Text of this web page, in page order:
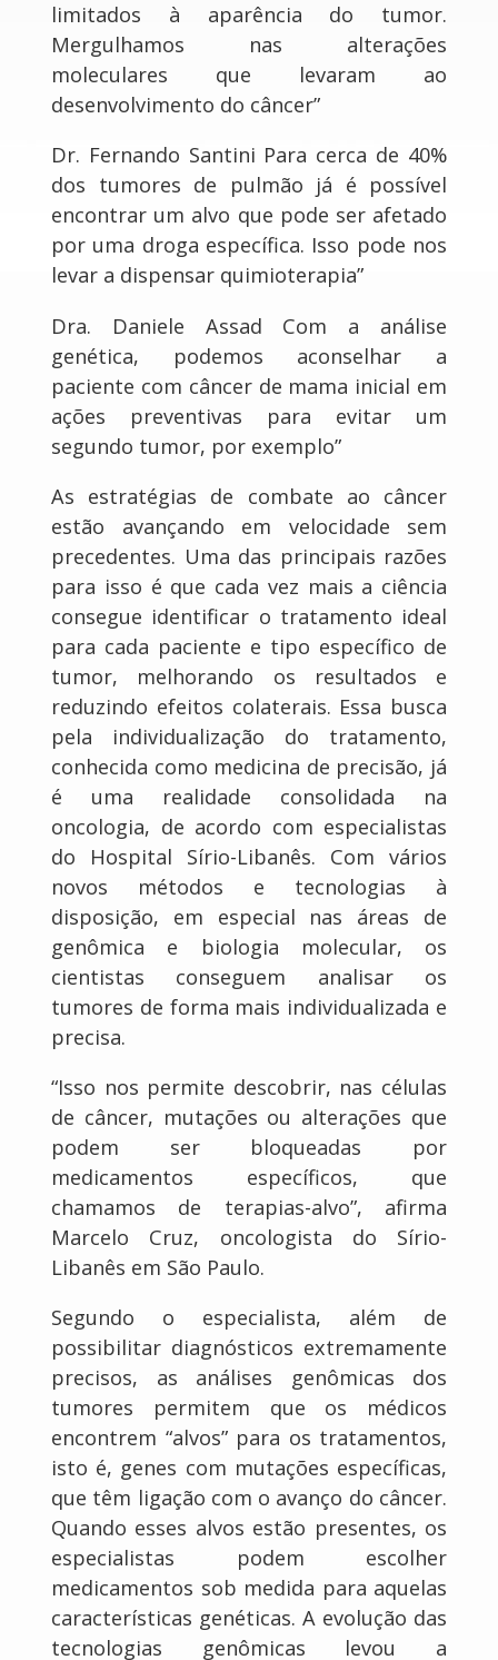
limitados à aparência do tumor.
Mergulhamos nas alterações
moleculares que levaram ao
desenvolvimento do câncer”
Dr. Fernando Santini Para cerca de 40%
dos tumores de pulmão já é possível
encontrar um alvo que pode ser afetado
por uma droga específica. Isso pode nos
levar a dispensar quimioterapia”
Dra. Daniele Assad Com a análise
genética, podemos aconselhar a
paciente com câncer de mama inicial em
ações preventivas para evitar um
segundo tumor, por exemplo”
As estratégias de combate ao câncer
estão avançando em velocidade sem
precedentes. Uma das principais razões
para isso é que cada vez mais a ciência
consegue identificar o tratamento ideal
para cada paciente e tipo específico de
tumor, melhorando os resultados e
reduzindo efeitos colaterais. Essa busca
pela individualização do tratamento,
conhecida como medicina de precisão, já
é uma realidade consolidada na
oncologia, de acordo com especialistas
do Hospital Sírio-Libanês. Com vários
novos métodos e tecnologias à
disposição, em especial nas áreas de
genômica e biologia molecular, os
cientistas conseguem analisar os
tumores de forma mais individualizada e
precisa.
“Isso nos permite descobrir, nas células
de câncer, mutações ou alterações que
podem ser bloqueadas por
medicamentos específicos, que
chamamos de terapias-alvo”, afirma
Marcelo Cruz, oncologista do Sírio-
Libanês em São Paulo.
Segundo o especialista, além de
possibilitar diagnósticos extremamente
precisos, as análises genômicas dos
tumores permitem que os médicos
encontrem “alvos” para os tratamentos,
isto é, genes com mutações específicas,
que têm ligação com o avanço do câncer.
Quando esses alvos estão presentes, os
especialistas podem escolher
medicamentos sob medida para aquelas
características genéticas. A evolução das
tecnologias genômicas levou a